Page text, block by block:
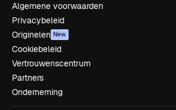
Algemene voorwaarden
Privacybeleid
Originelen New
Cookiebeleid
Vertrouwenscentrum
Partners
Onderneming